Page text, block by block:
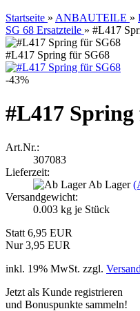
Startseite » ANBAUTEILE »
SG 68 Ersatzteile » #L417
#L417 Spring für SG68
-43%
#L417 Spring
Art.Nr.:
307083
Lieferzeit:
Ab Lager
Versandgewicht:
0.003 kg je Stück
Statt 6,95 EUR
Nur 3,95 EUR
inkl. 19% MwSt. zzgl. Versand
Jetzt als Kunde registrieren
und Bonuspunkte sammeln!